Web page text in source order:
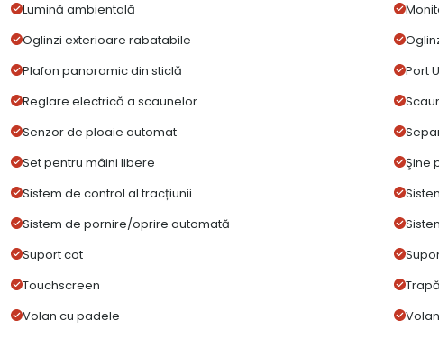
Lumină ambientală
Oglinzi exterioare rabatabile
Plafon panoramic din sticlă
Port
Reglare electrică a scaunelor
Senzor de ploaie automat
Set pentru mâini libere
Şine
Sistem de control al tracțiunii
Sistem de pornire/oprire automată
Suport cot
Touchscreen
Volan cu padele